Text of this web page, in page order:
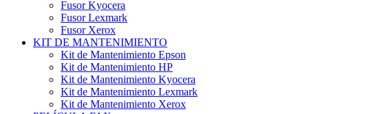
Fusor Kyocera
Fusor Lexmark
Fusor Xerox
KIT DE MANTENIMIENTO
Kit de Mantenimiento Epson
Kit de Mantenimiento HP
Kit de Mantenimiento Kyocera
Kit de Mantenimiento Lexmark
Kit de Mantenimiento Xerox